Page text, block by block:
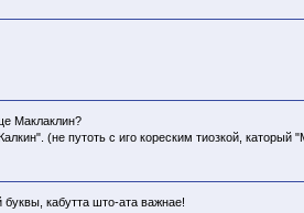
Маклаклин?
(не путоть с иго кореским тиозкой, каторый
кабутта што-ата важнае!